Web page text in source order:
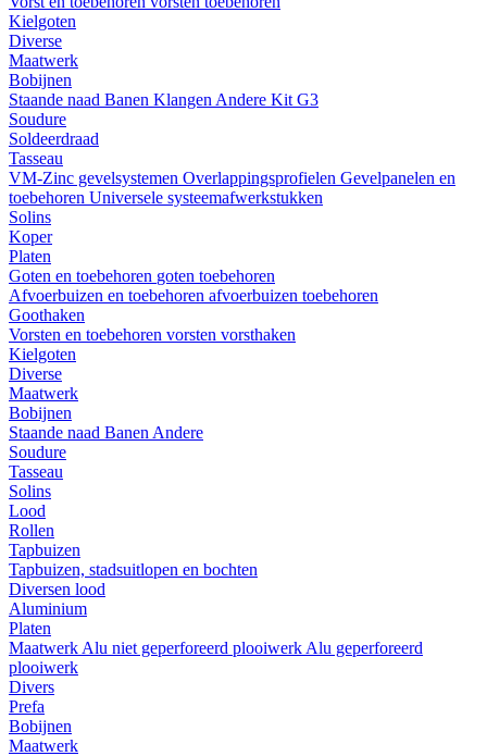
Kielgoten
Diverse
Maatwerk
Bobijnen
Staande naad Banen Klangen Andere Kit G3
Soudure
Soldeerdraad
Tasseau
VM-Zinc gevelsystemen Overlappingsprofielen Gevelpanelen en
toebehoren Universele systeemafwerkstukken
Solins
Koper
Platen
Goten en toebehoren goten toebehoren
Afvoerbuizen en toebehoren afvoerbuizen toebehoren
Goothaken
Vorsten en toebehoren vorsten vorsthaken
Kielgoten
Diverse
Maatwerk
Bobijnen
Staande naad Banen Andere
Soudure
Tasseau
Solins
Lood
Rollen
Tapbuizen
Tapbuizen, stadsuitlopen en bochten
Diversen lood
Aluminium
Platen
Maatwerk Alu niet geperforeerd plooiwerk Alu geperforeerd
plooiwerk
Divers
Prefa
Bobijnen
Maatwerk